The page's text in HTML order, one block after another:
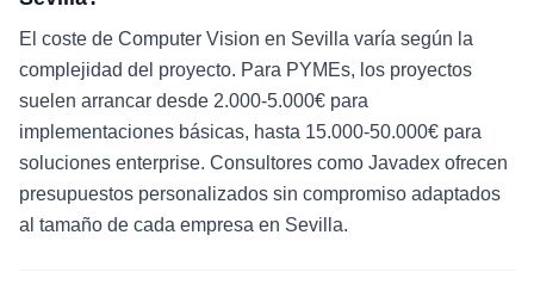
El coste de Computer Vision en Sevilla varía según la
complejidad del proyecto. Para PYMEs, los proyectos
suelen arrancar desde 2.000-5.000€ para
implementaciones básicas, hasta 15.000-50.000€ para
soluciones enterprise. Consultores como Javadex ofrecen
presupuestos personalizados sin compromiso adaptados
al tamaño de cada empresa en Sevilla.